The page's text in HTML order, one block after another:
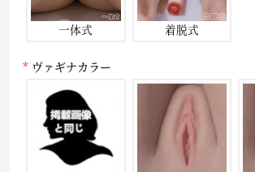
一体式 着脱式
ヴァギナカラー